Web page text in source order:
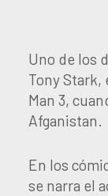
Uno de los
Tony Stark,
Man 3,
Afganistan.
En los
se narra el